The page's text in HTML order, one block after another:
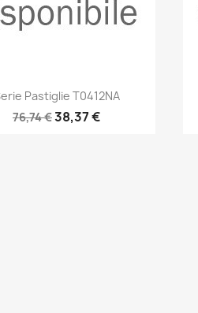
Anteprima
Pastiglie T0412NA
76,74 €38,37 €